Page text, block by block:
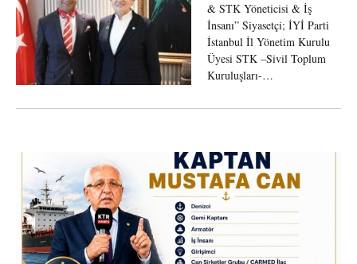
& STK Yöneticisi & İş
İnsanı” Siyasetçi; İYİ Parti
İstanbul İl Yönetim Kurulu
Üyesi STK –Sivil Toplum
Kuruluşları-…